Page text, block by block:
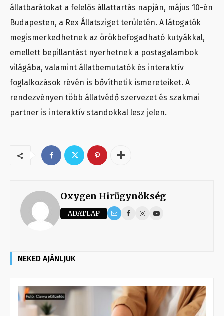
állatbarátokat a felelős állattartás napján, május 10-én
Budapesten, a Rex Állatsziget területén. A látogatók
megismerkedhetnek az örökbefogadható kutyákkal,
emellett bepillantást nyerhetnek a postagalambok
világába, valamint állatbemutatók és interaktív
foglalkozások révén is bővíthetik ismereteiket. A
rendezvényen több állatvédő szervezet és szakmai
partner is interaktív standokkal lesz jelen.
Oxygen Hirügynökség
ADATLAP
NEKED AJÁNLJUK